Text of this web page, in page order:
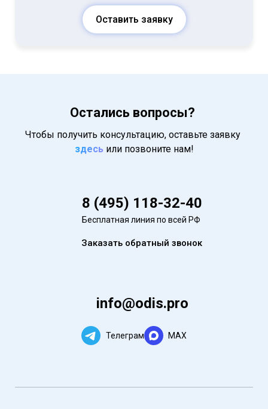
Оставить заявку
Остались вопросы?
Чтобы получить консультацию, оставьте заявку
здесь или позвоните нам!
8 (495) 118-32-40
Бесплатная линия по всей РФ
Заказать обратный звонок
info@odis.pro
Телеграм MAX